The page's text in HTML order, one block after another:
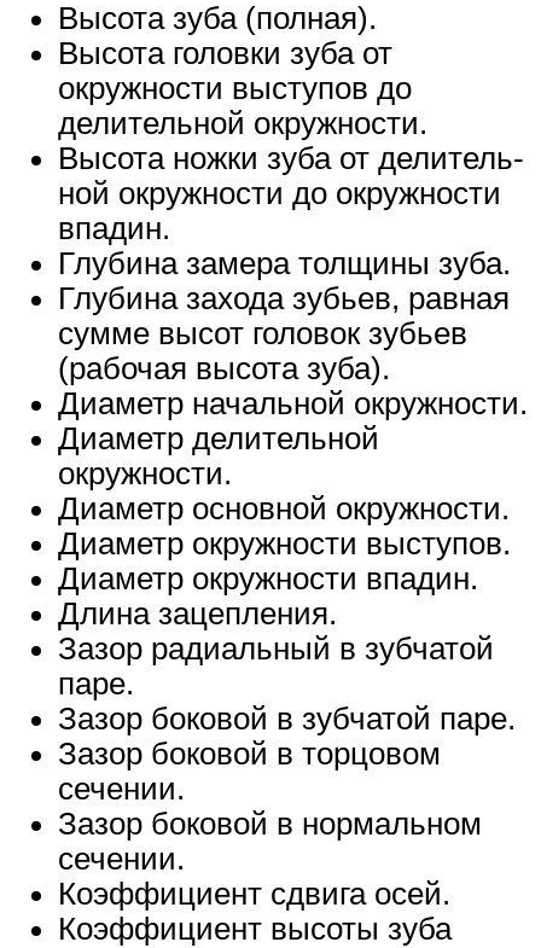
Высота зуба (полная).
Высота головки зуба от
окружности выступов до
делительной окружности.
Высота ножки зуба от делитель-
ной окружности до окружности
впадин.
Глубина замера толщины зуба.
Глубина захода зубьев, равная
сумме высот головок зубьев
(рабочая высота зуба).
Диаметр начальной окружности.
Диаметр делительной
окружности.
Диаметр основной окружности.
Диаметр окружности выступов.
Диаметр окружности впадин.
Длина зацепления.
Зазор радиальный в зубчатой
паре.
Зазор боковой в зубчатой паре.
Зазор боковой в торцовом
сечении.
Зазор боковой в нормальном
сечении.
Коэффициент сдвига осей.
Коэффициент высоты зуба